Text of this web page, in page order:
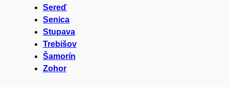
Sereď
Senica
Stupava
Trebišov
Šamorín
Zohor